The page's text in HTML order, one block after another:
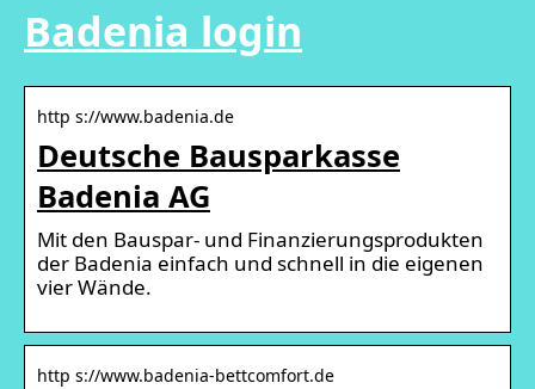
Badenia login
http s://www.badenia.de
Deutsche Bausparkasse
Badenia AG
Mit den Bauspar- und Finanzierungsprodukten
der Badenia einfach und schnell in die eigenen
vier Wände.
http s://www.badenia-bettcomfort.de